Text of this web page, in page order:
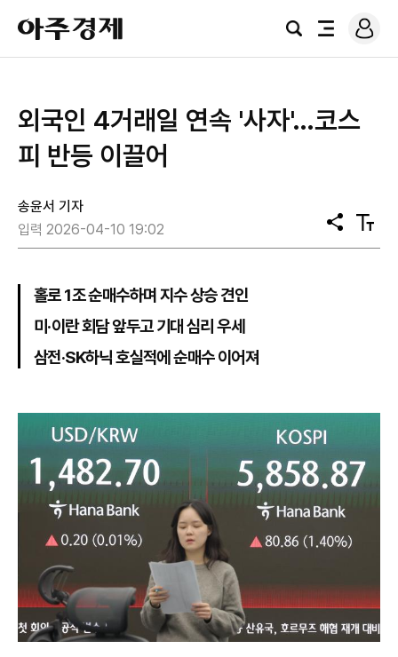
아
주
경
검
전
로
그
외국인 4거래일 연속 '사자'…코스
피 반등 이끌어
송윤서 기자
입력 2026-04-10 19:02
공
유
텍
스
홀로 1조 순매수하며 지수 상승 견인
미·이란 회담 앞두고 기대 심리 우세
삼전·SK하닉 호실적에 순매수 이어져